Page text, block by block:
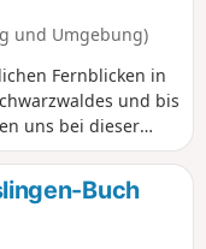
und Umgebung)
Fernblicken in
und bis
uns bei dieser
alle an, die Ruhe
Kuppe
Buch